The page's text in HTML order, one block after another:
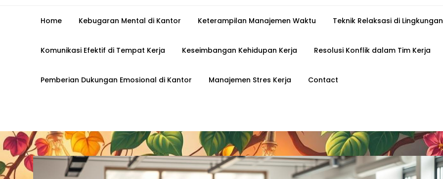
Home Kebugaran Mental di Kantor Keterampilan Manajemen Waktu Teknik Relaksasi di
Komunikasi Efektif di Tempat Kerja Keseimbangan Kehidupan Kerja Resolusi Konflik dalam Tim Kerja
Pemberian Dukungan Emosional di Kantor Manajemen Stres Kerja Contact